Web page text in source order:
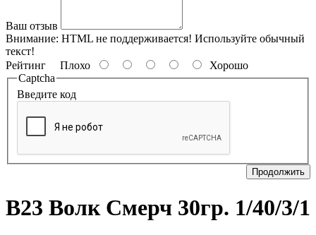
Ваш отзыв
Внимание: HTML не поддерживается! Используйте обычный
текст!
Рейтинг Плохо
Хорошо
Captcha
Введите код
Продолжить
В23 Волк Смерч 30гр. 1/40/3/1